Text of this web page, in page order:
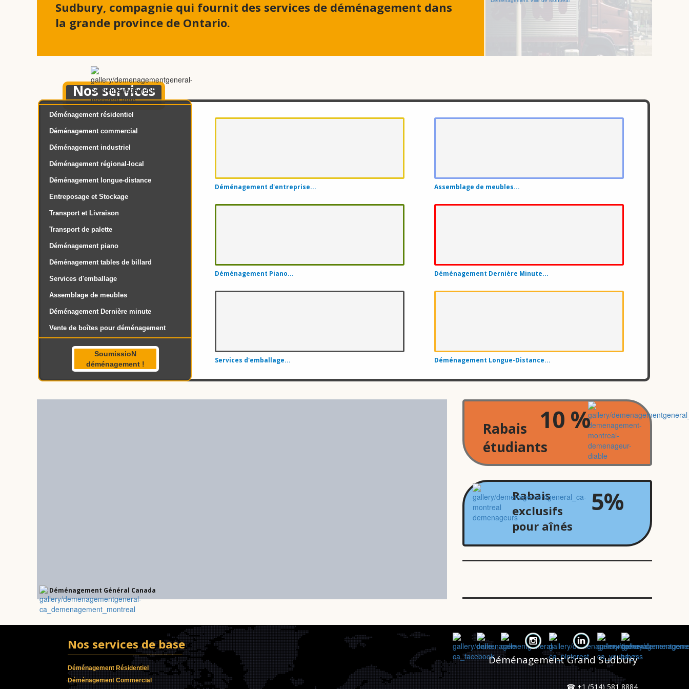
Déménagement résidentiel
Déménagement commercial
Déménagement industriel
Déménagement régional-local
Déménagement longue-distance
Entreposage et Stockage
Transport et Livraison
Transport de palette
Déménagement piano
Déménagement tables de billard
Services d'emballage
Assemblage de meubles
Déménagement Dernière minute
Vente de boîtes pour déménagement
Sudbury, compagnie qui fournit des services de déménagement dans
la grande province de Ontario.
Rabais
étudiants
Rabais
exclusifs
pour aînés
5%
10 %
Nos services
SoumissioN
déménagement !
Déménagement Général Canada
Déménagement Ville de Montreal
Déménagement d'entreprise...
Déménagement Piano...
Services d'emballage...
Assemblage de meubles...
Déménagement Dernière Minute...
Déménagement Longue-Distance...
Déménagement Résidentiel
Déménagement Commercial
Nos services de base
Déménagement L'Érable
Déménagement Rimouski-Neigette
Déménagement Les Maskoutains
Déménagement La Nouvelle-Beauce
Déménagement L'Islet
Déménagement Estrie
Déménagement Capitale-Nationale
Déménagement Laurentides
Déménagement Chaudière-Appalaches ☎ +1 (514) 581 8884
Déménagement Grand Sudbury